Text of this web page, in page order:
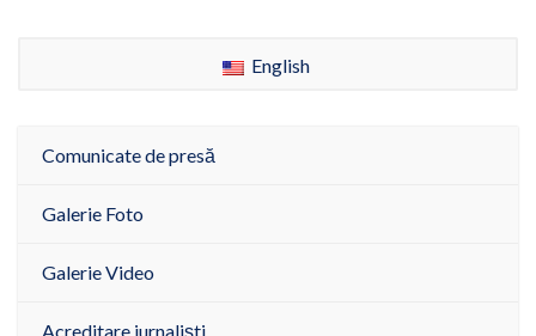
English
Comunicate de presă
Galerie Foto
Galerie Video
Acreditare jurnaliști